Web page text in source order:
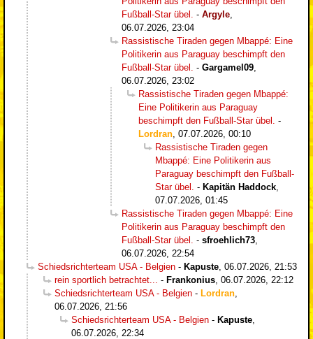
Fußball-Star übel. - Argyle
06.07.2026, 23:04
Rassistische Tiraden gegen Mbappé: Eine
Politikerin aus Paraguay beschimpft den
Fußball-Star übel. - Gargamel09
06.07.2026, 23:02
Rassistische Tiraden gegen Mbappé:
Eine Politikerin aus Paraguay
beschimpft den Fußball-Star übel. -
Lordran 07.07.2026, 00:10
Rassistische Tiraden gegen
Mbappé: Eine Politikerin aus
Paraguay beschimpft den Fußball-
Star übel. - Kapitän Haddock
07.07.2026, 01:45
Rassistische Tiraden gegen Mbappé: Eine
Politikerin aus Paraguay beschimpft den
Fußball-Star übel. - sfroehlich73
06.07.2026, 22:54
Schiedsrichterteam USA - Belgien - Kapuste 06.07.2026, 21:53
rein sportlich betrachtet...
- Frankonius 06.07.2026, 22:12
Schiedsrichterteam USA - Belgien - Lordran
06.07.2026, 21:56
Schiedsrichterteam USA - Belgien - Kapuste
06.07.2026, 22:34